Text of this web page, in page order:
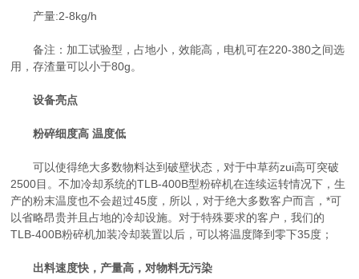
产量:2-8kg/h
备注：加工试验型，占地小，效能高，电机可在220-380之间选
用，存渣量可以小于80g。
设备亮点
粉碎细度高 温度低
可以使得绝大多数物料达到破壁状态，对于中草药zui高可突破
2500目。不加冷却系统的TLB-400B型粉碎机在连续运转情况下，生
产的粉末温度也不会超过45度，所以，对于绝大多数客户而言，*可
以省略昂贵并且占地的冷却设施。对于特殊要求的客户，我们的
TLB-400B粉碎机加装冷却装置以后，可以将温度降到零下35度；
出料速度快，产量高，对物料无污染